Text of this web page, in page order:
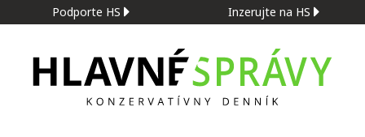
Podporte HS Inzerujte na HS